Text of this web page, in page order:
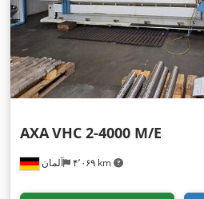
آلمان ۴٬۰۶۹ km
AXAVHC 2-4000 M/E